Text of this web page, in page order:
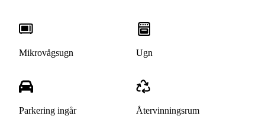
Mikrovågsugn Ugn
Parkering ingår Återvinningsrum